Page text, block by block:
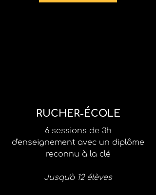
RUCHER-ÉCOLE
6 sessions de 3h
d'enseignement avec un diplôme
reconnu à la clé
Jusqu'à 12 élèves